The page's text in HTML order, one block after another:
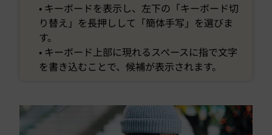
• キーボードを表示し、左下の「キーボード切
り替え」を長押しして「簡体手写」を選びま
す。
• キーボード上部に現れるスペースに指で文字
を書き込むことで、候補が表示されます。